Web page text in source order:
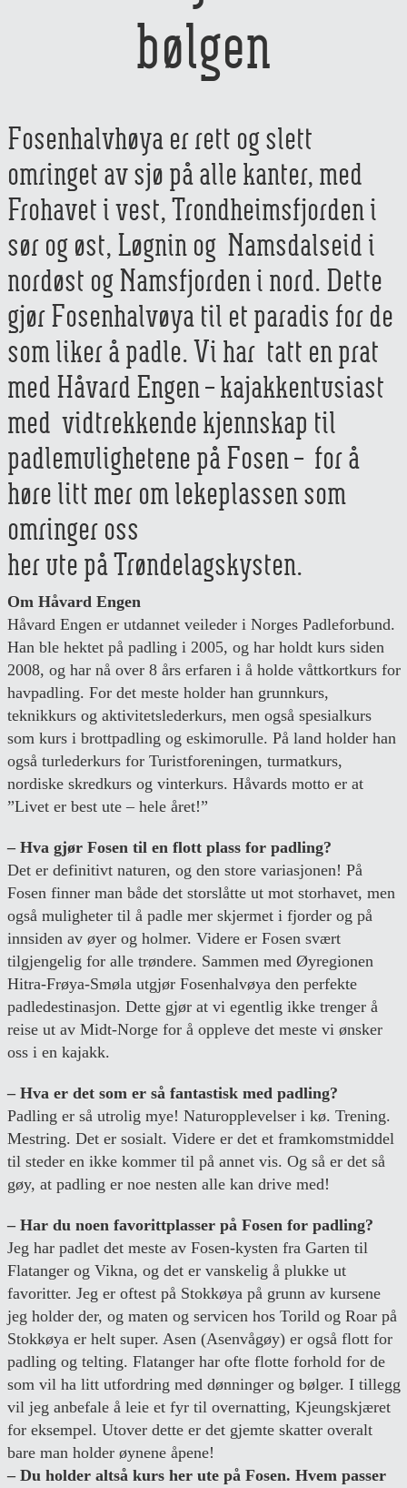
bølgen
Fosenhalvhøya er rett og slett
omringet av sjø på alle kanter, med
Frohavet i vest, Trondheimsfjorden i
sør og øst, Løgnin og Namsdalseid i
nordøst og Namsfjorden i nord. Dette
gjør Fosenhalvøya til et paradis for de
som liker å padle. Vi har tatt en prat
med Håvard Engen – kajakkentusiast
med vidtrekkende kjennskap til
padlemulighetene på Fosen – for å
høre litt mer om lekeplassen som
omringer oss
her ute på Trøndelagskysten.
Om Håvard Engen
Håvard Engen er utdannet veileder i Norges Padleforbund.
Han ble hektet på padling i 2005, og har holdt kurs siden
2008, og har nå over 8 års erfaren i å holde våttkortkurs for
havpadling. For det meste holder han grunnkurs,
teknikkurs og aktivitetslederkurs, men også spesialkurs
som kurs i brottpadling og eskimorulle. På land holder han
også turlederkurs for Turistforeningen, turmatkurs,
nordiske skredkurs og vinterkurs. Håvards motto er at
”Livet er best ute – hele året!”
– Hva gjør Fosen til en flott plass for padling?
Det er definitivt naturen, og den store variasjonen! På
Fosen finner man både det storslåtte ut mot storhavet, men
også muligheter til å padle mer skjermet i fjorder og på
innsiden av øyer og holmer. Videre er Fosen svært
tilgjengelig for alle trøndere. Sammen med Øyregionen
Hitra-Frøya-Smøla utgjør Fosenhalvøya den perfekte
padledestinasjon. Dette gjør at vi egentlig ikke trenger å
reise ut av Midt-Norge for å oppleve det meste vi ønsker
oss i en kajakk.
– Hva er det som er så fantastisk med padling?
Padling er så utrolig mye! Naturopplevelser i kø. Trening.
Mestring. Det er sosialt. Videre er det et framkomstmiddel
til steder en ikke kommer til på annet vis. Og så er det så
gøy, at padling er noe nesten alle kan drive med!
– Har du noen favorittplasser på Fosen for padling?
Jeg har padlet det meste av Fosen-kysten fra Garten til
Flatanger og Vikna, og det er vanskelig å plukke ut
favoritter. Jeg er oftest på Stokkøya på grunn av kursene
jeg holder der, og maten og servicen hos Torild og Roar på
Stokkøya er helt super. Asen (Asenvågøy) er også flott for
padling og telting. Flatanger har ofte flotte forhold for de
som vil ha litt utfordring med dønninger og bølger. I tillegg
vil jeg anbefale å leie et fyr til overnatting, Kjeungskjæret
for eksempel. Utover dette er det gjemte skatter overalt
bare man holder øynene åpene!
– Du holder altså kurs her ute på Fosen. Hvem passer